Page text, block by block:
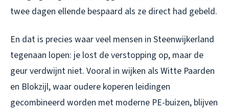
twee dagen ellende bespaard als ze direct had gebeld.
En dat is precies waar veel mensen in Steenwijkerland
tegenaan lopen: je lost de verstopping op, maar de
geur verdwijnt niet. Vooral in wijken als Witte Paarden
en Blokzijl, waar oudere koperen leidingen
gecombineerd worden met moderne PE-buizen, blijven